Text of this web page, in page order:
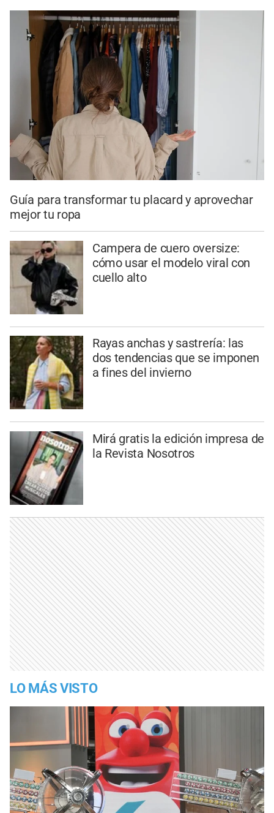
Guía para transformar tu placard y aprovechar
mejor tu ropa
Campera de cuero oversize:
cómo usar el modelo viral con
cuello alto
Rayas anchas y sastrería: las
dos tendencias que se imponen
a fines del invierno
Mirá gratis la edición impresa de
la Revista Nosotros
LO MÁS VISTO